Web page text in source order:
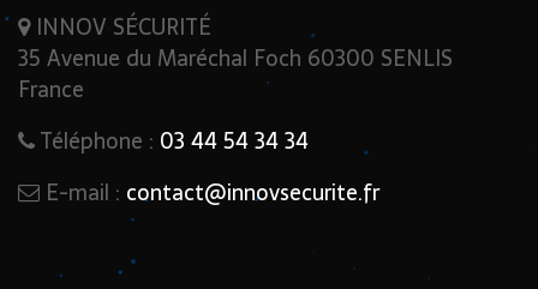
INNOV SÉCURITÉ
35 Avenue du Maréchal Foch 60300 SENLIS
France
Téléphone : 03 44 54 34 34
E-mail : contact@innovsecurite.fr